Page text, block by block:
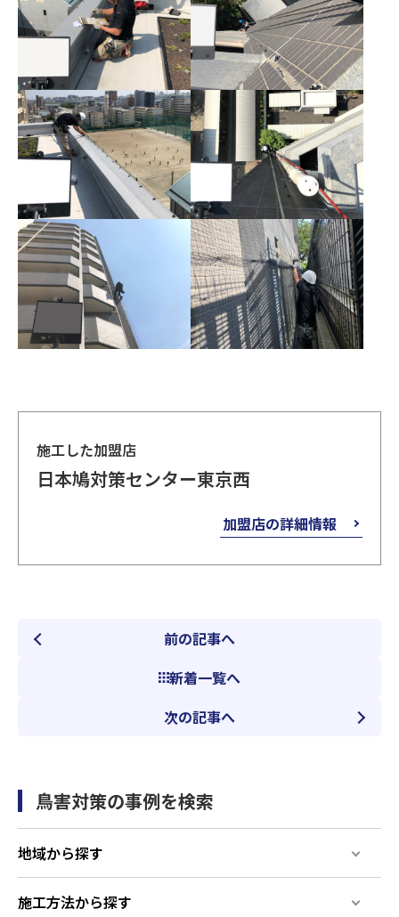
施工した加盟店
日本鳩対策センター東京西
加盟店の詳細情報
前の記事へ
新着一覧へ
次の記事へ
鳥害対策の事例を検索
地域から探す
施工方法から探す